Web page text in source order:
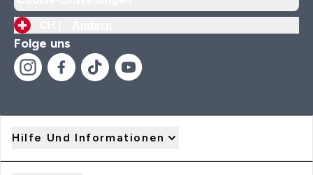
Folge uns
Hilfe Und Informationen